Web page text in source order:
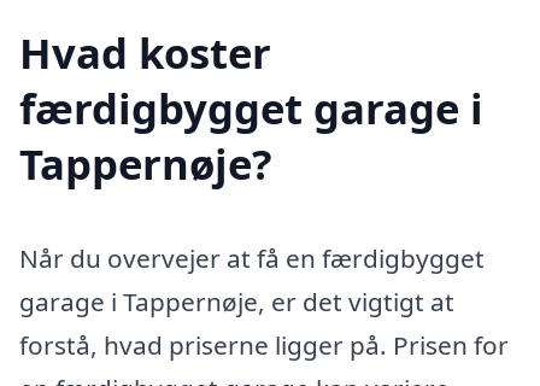
Hvad koster
færdigbygget garage i
Tappernøje?
Når du overvejer at få en færdigbygget
garage i Tappernøje, er det vigtigt at
forstå, hvad priserne ligger på. Prisen for